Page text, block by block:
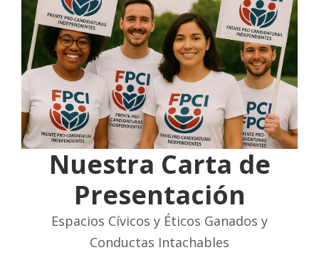
Nuestra Carta de
Presentación
Espacios Cívicos y Éticos Ganados y
Conductas Intachables